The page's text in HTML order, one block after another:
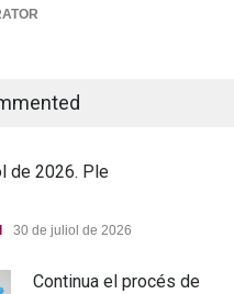
de 2026. Ple
30 de juliol de 2026
Continua el procés de